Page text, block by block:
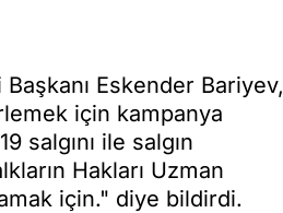
Eskender Bariyev,
için kampanya
salgını ile salgın
Hakları Uzman
için." diye bildirdi.